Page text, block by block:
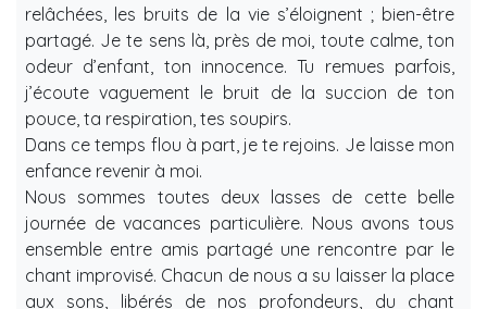
relâchées, les bruits de la vie s’éloignent ; bien-être
partagé. Je te sens là, près de moi, toute calme, ton
odeur d’enfant, ton innocence. Tu remues parfois,
j’écoute vaguement le bruit de la succion de ton
pouce, ta respiration, tes soupirs.
Dans ce temps flou à part, je te rejoins. Je laisse mon
enfance revenir à moi.
Nous sommes toutes deux lasses de cette belle
journée de vacances particulière. Nous avons tous
ensemble entre amis partagé une rencontre par le
chant improvisé. Chacun de nous a su laisser la place
aux sons, libérés de nos profondeurs, du chant